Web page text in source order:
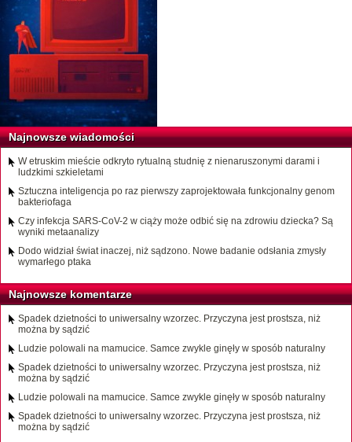
Najnowsze wiadomości
W etruskim mieście odkryto rytualną studnię z nienaruszonymi darami i
ludzkimi szkieletami
Sztuczna inteligencja po raz pierwszy zaprojektowała funkcjonalny genom
bakteriofaga
Czy infekcja SARS-CoV-2 w ciąży może odbić się na zdrowiu dziecka? Są
wyniki metaanalizy
Dodo widział świat inaczej, niż sądzono. Nowe badanie odsłania zmysły
wymarłego ptaka
Najnowsze komentarze
Spadek dzietności to uniwersalny wzorzec. Przyczyna jest prostsza, niż
można by sądzić
Ludzie polowali na mamucice. Samce zwykle ginęły w sposób naturalny
Spadek dzietności to uniwersalny wzorzec. Przyczyna jest prostsza, niż
można by sądzić
Ludzie polowali na mamucice. Samce zwykle ginęły w sposób naturalny
Spadek dzietności to uniwersalny wzorzec. Przyczyna jest prostsza, niż
można by sądzić